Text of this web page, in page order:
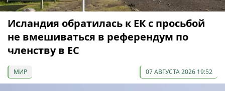
Исландия обратилась к ЕК с просьбой
не вмешиваться в референдум по
членству в ЕС
МИР 07 АВГУСТА 2026 19:52